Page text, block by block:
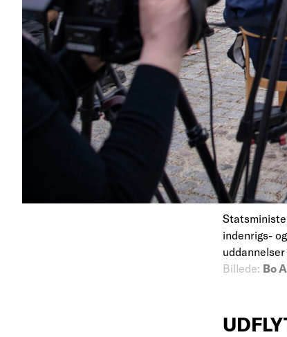
indenrigs-
Billede: Bo